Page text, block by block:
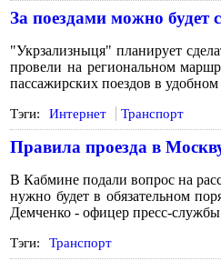
За поездами можно будет
"Укрзализныця" планирует
провели на региональном
пассажирских поездов в
Тэги: Интернет Транспорт
Правила проезда в
В Кабмине подали вопрос на
нужно будет в обязательном
Демченко - офицер пресс-
Тэги: Транспорт